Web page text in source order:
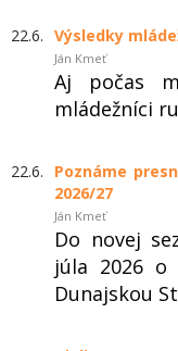
22.6. Výsledky
Ján Kmeť
Aj počas
mládežníci
22.6.
Poznáme
2026/27
Ján Kmeť
Do novej
júla 2026 o
Dunajskou